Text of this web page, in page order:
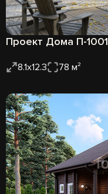
Проект Дома П-1001
8.1х12.3 78 м²